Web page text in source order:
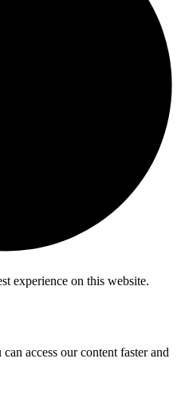
experience on this website.
access our content faster and